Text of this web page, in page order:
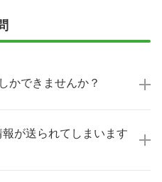
かできませんか？
利用して転職に成功した方
分に合った職場を選ばれて
が送られてしまいます